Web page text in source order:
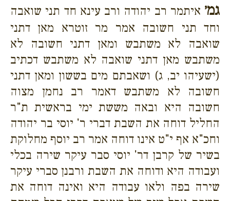
גמ׳ איתמר רב יהודה ורב עינא חד תני שואבה
וחד תני חשובה אמר מר זוטרא מאן דתני
שואבה לא משתבש ומאן דתני חשובה לא
משתבש מאן דתני שואבה לא משתבש דכתיב
(ישעיהו יב, ג) ושאבתם מים בששון ומאן דתני
חשובה לא משתבש דאמר רב נחמן מצוה
חשובה היא ובאה מששת ימי בראשית ת"ר
החליל דוחה את השבת דברי ר' יוסי בר יהודה
וחכ"א אף י"ט אינו דוחה אמר רב יוסף מחלוקת
בשיר של קרבן דר' יוסי סבר עיקר שירה בכלי
ועבודה היא ודוחה את השבת ורבנן סברי עיקר
שירה בפה ולאו עבודה היא ואינה דוחה את